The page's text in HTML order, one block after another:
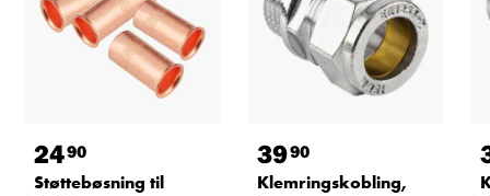
2490
Støttebøsning til
3990
Klemringskobling,